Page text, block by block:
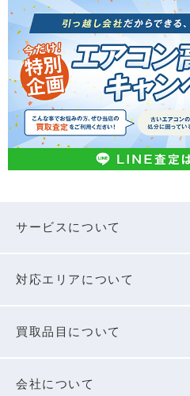
サービスについて
対応エリアについて
買取品⽬について
会社について